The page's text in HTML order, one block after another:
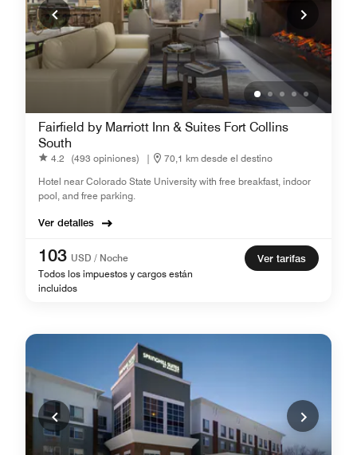
Fairfield by Marriott Inn & Suites Fort Collins
South
4.2 (493 opiniones) |
70,1 km desde el destino
Hotel near Colorado State University with free breakfast, indoor
pool, and free parking.
Ver detalles
103 USD / Noche
Todos los impuestos y cargos están
incluidos
Ver tarifas